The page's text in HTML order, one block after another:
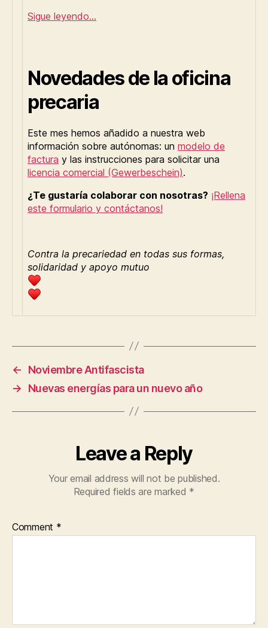
Sigue leyendo…
Novedades de la oficina
precaria
Este mes hemos añadido a nuestra web
información sobre autónomas: un modelo de
factura y las instrucciones para solicitar una
licencia comercial (Gewerbeschein).
¿Te gustaría colaborar con nosotras? ¡Rellena
este formulario y contáctanos!
Contra la precariedad en todas sus formas,
solidaridad y apoyo mutuo
←
Noviembre Antifascista
→
Nuevas energías para un nuevo año
Leave a Reply
Your email address will not be published.
Required fields are marked *
Comment *